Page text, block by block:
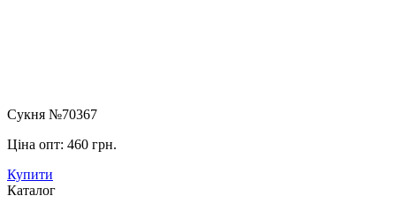
Сукня №70367
Ціна опт: 460 грн.
Купити
Каталог